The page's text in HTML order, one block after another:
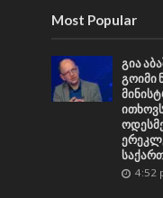
Most Popular
გია
გოიმი
4:52